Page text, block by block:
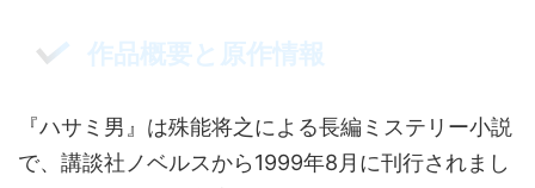
作品概要と原作情報
『ハサミ男』は殊能将之による長編ミステリー小説
で、講談社ノベルスから1999年8月に刊行されまし